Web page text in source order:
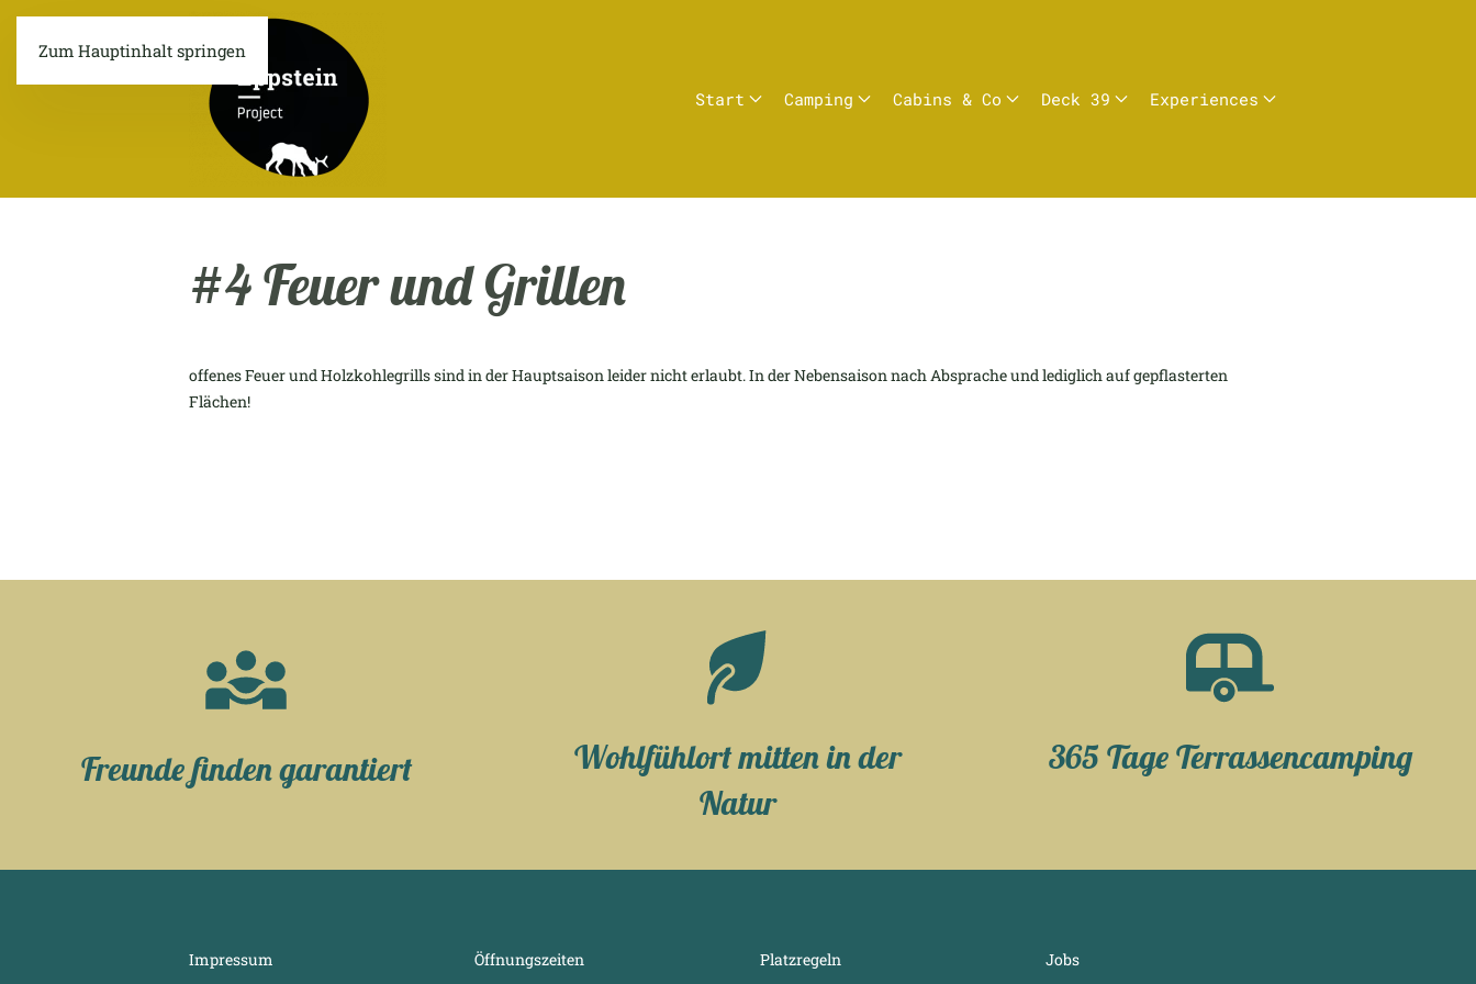
Zum Hauptinhalt springen
Start Camping Cabins & Co Deck 39 Experiences
#4 Feuer und Grillen
offenes Feuer und Holzkohlegrills sind in der Hauptsaison leider nicht erlaubt. In der Nebensaison nach Absprache und lediglich auf gepflasterten
Flächen!
Freunde finden garantiert
Wohlfühlort mitten in der
Natur
365 Tage Terrassencamping
Impressum Öffnungszeiten Platzregeln Jobs